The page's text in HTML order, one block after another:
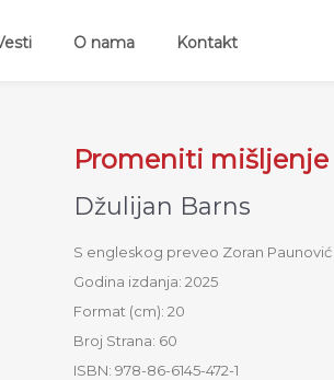
O nama Kontakt
Promeniti mišljenje
Džulijan Barns
S engleskog preveo Zoran Paunović
Godina izdanja: 2025
Format (cm): 20
Broj Strana: 60
ISBN: 978-86-6145-472-1